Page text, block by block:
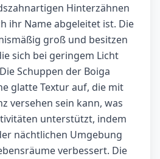
Hinterzähnen
ihr Name abgeleitet ist. Die
groß und besitzen
sich bei geringem Licht
Schuppen der Boiga
glatte Textur auf, die mit
versehen sein kann, was
unterstützt, indem
nächtlichen Umgebung
verbessert. Die